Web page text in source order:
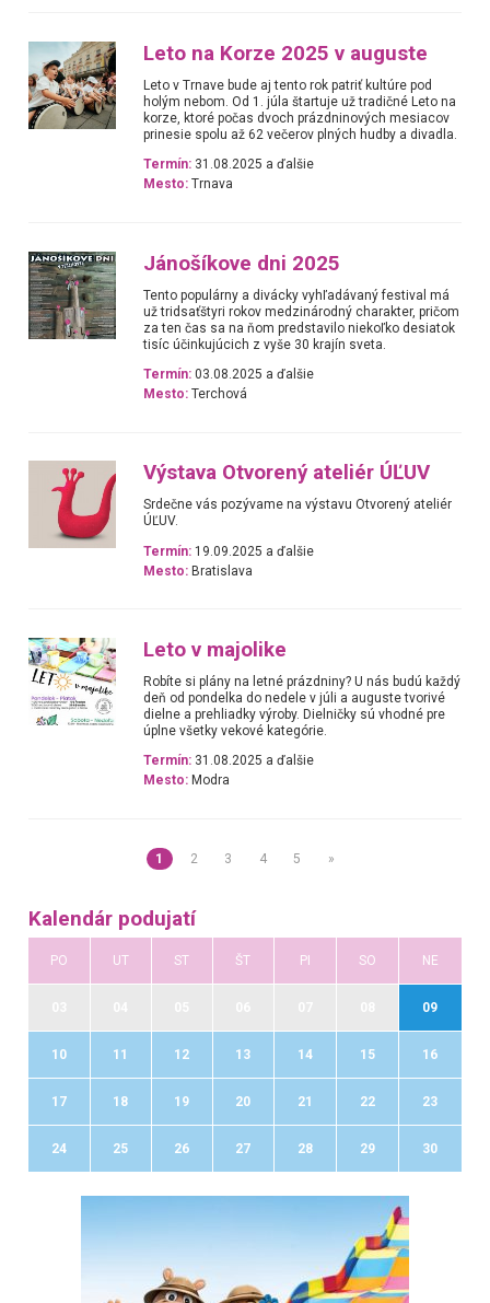
Leto na Korze 2025 v auguste
Leto v Trnave bude aj tento rok patriť kultúre pod
holým nebom. Od 1. júla štartuje už tradičné Leto na
korze, ktoré počas dvoch prázdninových mesiacov
prinesie spolu až 62 večerov plných hudby a divadla.
Termín: 31.08.2025 a ďalšie
Mesto: Trnava
Jánošíkove dni 2025
Tento populárny a divácky vyhľadávaný festival má
už tridsaťštyri rokov medzinárodný charakter, pričom
za ten čas sa na ňom predstavilo niekoľko desiatok
tisíc účinkujúcich z vyše 30 krajín sveta.
Termín: 03.08.2025 a ďalšie
Mesto: Terchová
Výstava Otvorený ateliér ÚĽUV
Srdečne vás pozývame na výstavu Otvorený ateliér
ÚĽUV.
Termín: 19.09.2025 a ďalšie
Mesto: Bratislava
Leto v majolike
Robíte si plány na letné prázdniny? U nás budú každý
deň od pondelka do nedele v júli a auguste tvorivé
dielne a prehliadky výroby. Dielničky sú vhodné pre
úplne všetky vekové kategórie.
Termín: 31.08.2025 a ďalšie
Mesto: Modra
1 2 3 4 5 »
Kalendár podujatí
PO UT ST ŠT PI SO NE
09
10 11 12 13 14 15 16
17 18 19 20 21 22 23
24 25 26 27 28 29 30